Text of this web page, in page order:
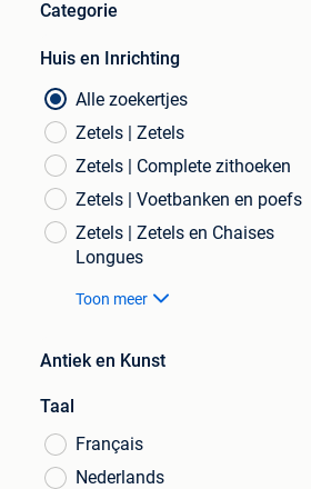
Categorie
Huis en Inrichting
Alle zoekertjes
Zetels | Zetels
Zetels | Complete zithoeken
Zetels | Voetbanken en poefs
Zetels | Zetels en Chaises
Longues
Toon meer
Antiek en Kunst
Taal
Français
Nederlands